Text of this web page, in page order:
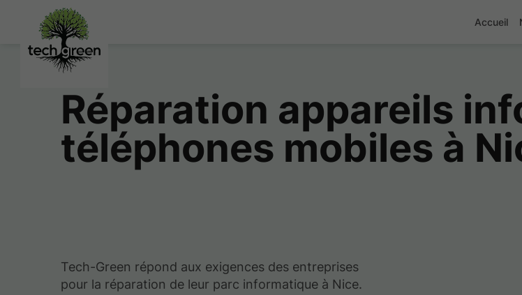
Accueil
Réparation appareils
téléphones mobiles à
Tech-Green répond aux exigences des entreprises
pour la réparation de leur parc informatique à Nice.